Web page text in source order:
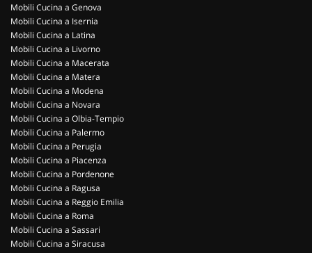
Mobili Cucina a Genova
Mobili Cucina a Isernia
Mobili Cucina a Latina
Mobili Cucina a Livorno
Mobili Cucina a Macerata
Mobili Cucina a Matera
Mobili Cucina a Modena
Mobili Cucina a Novara
Mobili Cucina a Olbia-Tempio
Mobili Cucina a Palermo
Mobili Cucina a Perugia
Mobili Cucina a Piacenza
Mobili Cucina a Pordenone
Mobili Cucina a Ragusa
Mobili Cucina a Reggio Emilia
Mobili Cucina a Roma
Mobili Cucina a Sassari
Mobili Cucina a Siracusa